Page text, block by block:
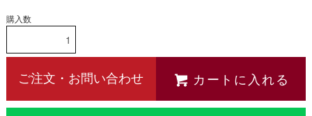
購入数
ご注文・お問い合わせ カートに入れる